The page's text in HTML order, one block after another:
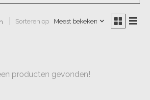
Sorteren op Meest bekeken
producten gevonden!